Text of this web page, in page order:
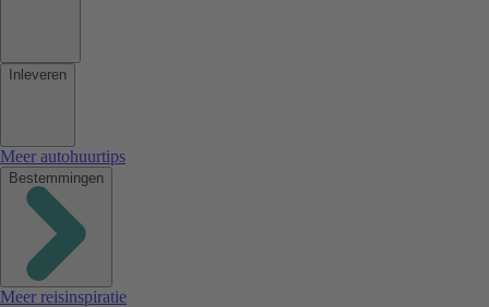
Inleveren
Meer autohuurtips
Bestemmingen
Meer reisinspiratie